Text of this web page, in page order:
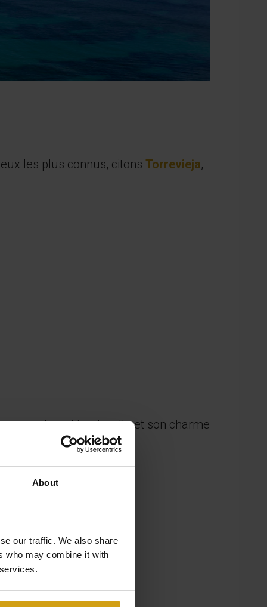
About
our traffic. We also share
who may combine it with
les plus connus, citons Torrevieja,
sa beauté naturelle et son charme